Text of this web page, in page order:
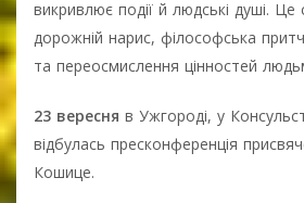
викривлює події й людські душі. Це
дорожній нарис, філософська
та переосмислення цінностей
23 вересня в Ужгороді, у
відбулась пресконференція
Кошице.